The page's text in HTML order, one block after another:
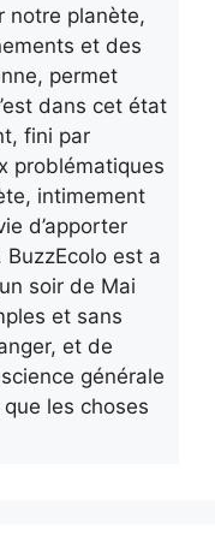
notre planète,
et des
permet
dans cet état
fini par
problématiques
intimement
d’apporter
BuzzEcolo est a
soir de Mai
et sans
et de
générale
les choses